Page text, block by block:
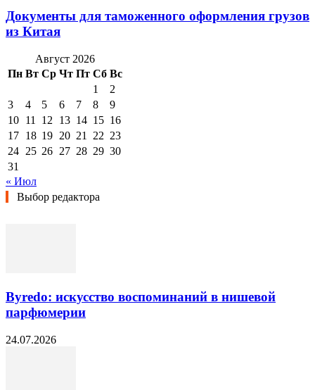
Документы для таможенного оформления грузов
из Китая
Август 2026
Пн Вт Ср Чт Пт Сб Вс
1
2
3
4 5 6 7 8
9
10 11 12 13 14 15 16
17 18 19 20 21 22 23
24 25 26 27 28 29 30
31
« Июл
Выбор редактора
Byredo: искусство воспоминаний в нишевой
парфюмерии
24.07.2026